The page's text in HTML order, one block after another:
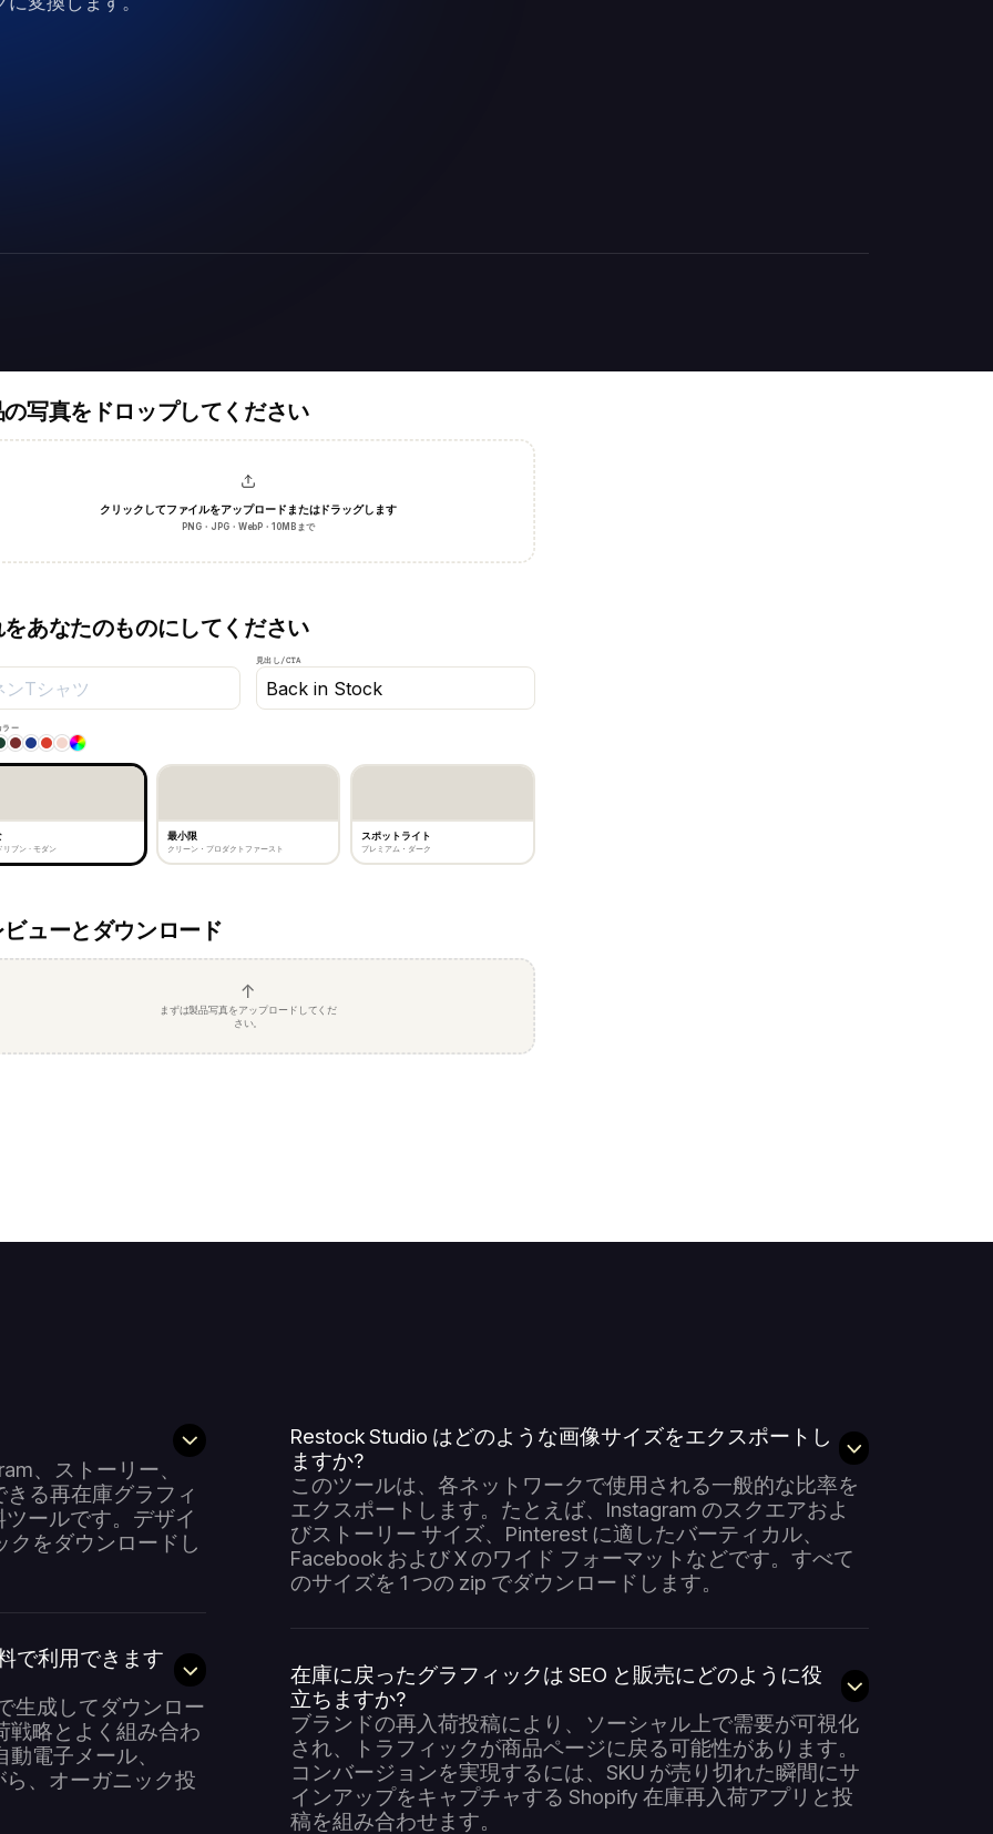
写真をドロップしてください
クリックしてファイルをアップロードまたはドラッグします
PNG・JPG・WebP・10MBまで
あなたのものにしてください
見出し/CTA
ラー
リブン · モダン
最小限
クリーン・プロダクトファースト
スポットライト
プレミアム・ダーク
ューとダウンロード
↑
まずは製品写真をアップロードしてくだ
さい。
、ストーリー、
る再在庫グラフィ
ールです。デザイ
クをダウンロードし
で利用できます
生成してダウンロー
戦略とよく組み合わ
電子メール、
、オーガニック投
Restock Studio はどのような画像サイズをエクスポートし
ますか?
このツールは、各ネットワークで使用される一般的な比率を
エクスポートします。たとえば、Instagram のスクエアおよ
びストーリー サイズ、Pinterest に適したバーティカル、
Facebook および X のワイド フォーマットなどです。すべて
のサイズを 1 つの zip でダウンロードします。
在庫に戻ったグラフィックは SEO と販売にどのように役
立ちますか?
ブランドの再入荷投稿により、ソーシャル上で需要が可視化
され、トラフィックが商品ページに戻る可能性があります。
コンバージョンを実現するには、SKU が売り切れた瞬間にサ
インアップをキャプチャする Shopify 在庫再入荷アプリと投
稿を組み合わせます。